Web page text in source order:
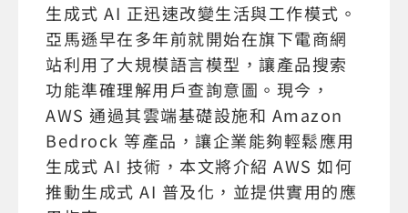
生成式 AI 正迅速改變生活與工作模式。
亞馬遜早在多年前就開始在旗下電商網
站利用了大規模語言模型，讓產品搜索
功能準確理解用戶查詢意圖。現今，
AWS 通過其雲端基礎設施和 Amazon
Bedrock 等產品，讓企業能夠輕鬆應用
生成式 AI 技術，本文將介紹 AWS 如何
推動生成式 AI 普及化，並提供實用的應